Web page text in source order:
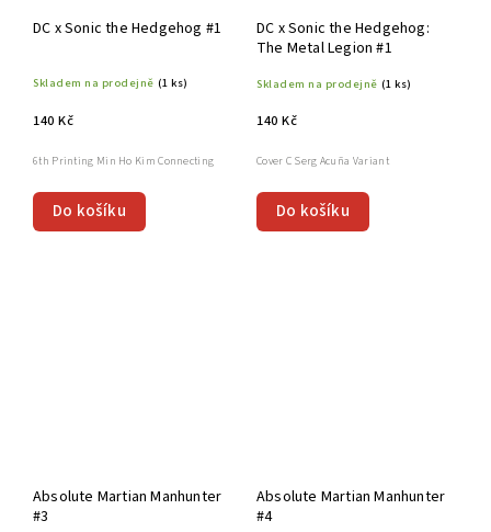
DC x Sonic the Hedgehog #1
Skladem na prodejně (1 ks)
140 Kč
Do košíku
6th Printing Min Ho Kim Connecting
DC x Sonic the Hedgehog:
The Metal Legion #1
Skladem na prodejně (1 ks)
140 Kč
Do košíku
Cover C Serg Acuña Variant
Absolute Martian Manhunter
#3
Absolute Martian Manhunter
#4